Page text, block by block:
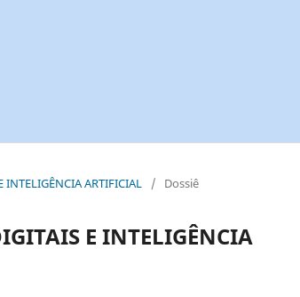
ARTIFICIAL / Dossiê
E INTELIGÊNCIA